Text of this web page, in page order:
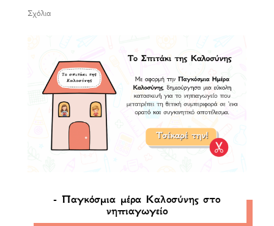
Σχόλια
- Παγκόσμια μέρα Καλοσύνης στο
νηπιαγωγείο